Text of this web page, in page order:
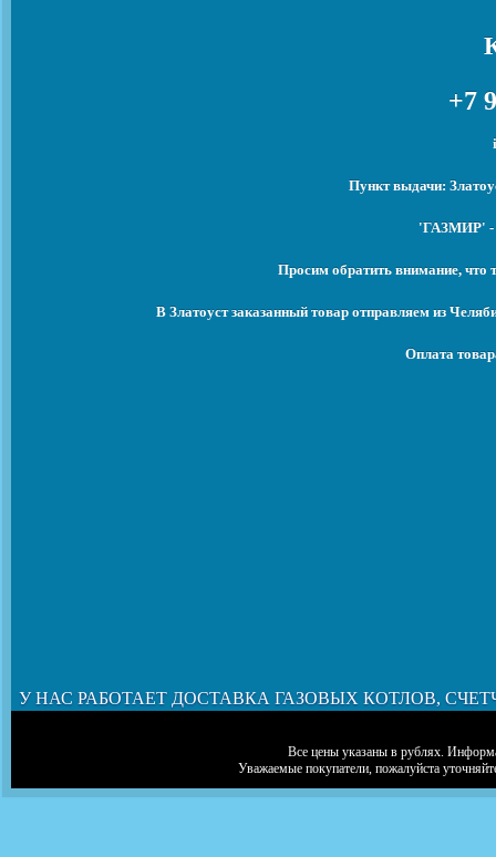
+7
Пункт выдачи:
'ГАЗМИР' -
Просим обратить внимание, что
В Златоуст заказанный товар отправляем из
Оплата
У НАС РАБОТАЕТ ДОСТАВКА ГАЗОВЫХ КОТЛОВ,
Все цены указаны в рублях.
Уважаемые покупатели, пожалуйста